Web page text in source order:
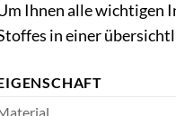
Ihnen alle wichtigen
in einer